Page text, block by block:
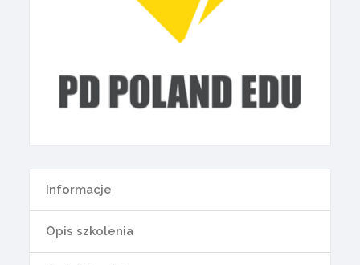
Informacje
Opis szkolenia